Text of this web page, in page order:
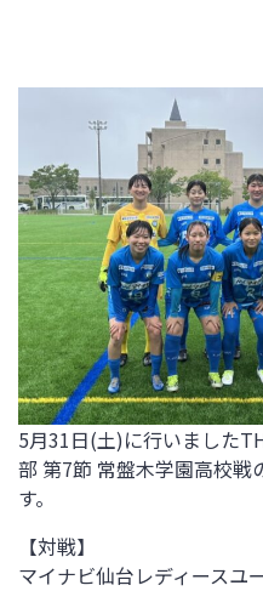
5月31日(土)に行いました
部 第7節 常盤木学園高校戦
す。
【対戦】
マイナビ仙台レディースユ